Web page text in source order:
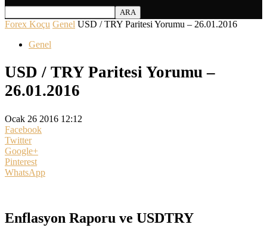
Forex Koçu Genel USD / TRY Paritesi Yorumu – 26.01.2016
Genel
USD / TRY Paritesi Yorumu –
26.01.2016
Ocak 26 2016 12:12
Facebook
Twitter
Google+
Pinterest
WhatsApp
Enflasyon Raporu ve USDTRY